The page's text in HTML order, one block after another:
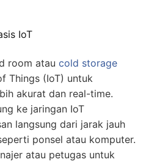
IoT
room atau cold storage
Things (IoT) untuk
akurat dan real-time.
ke jaringan IoT
langsung dari jarak jauh
ponsel atau komputer.
atau petugas untuk